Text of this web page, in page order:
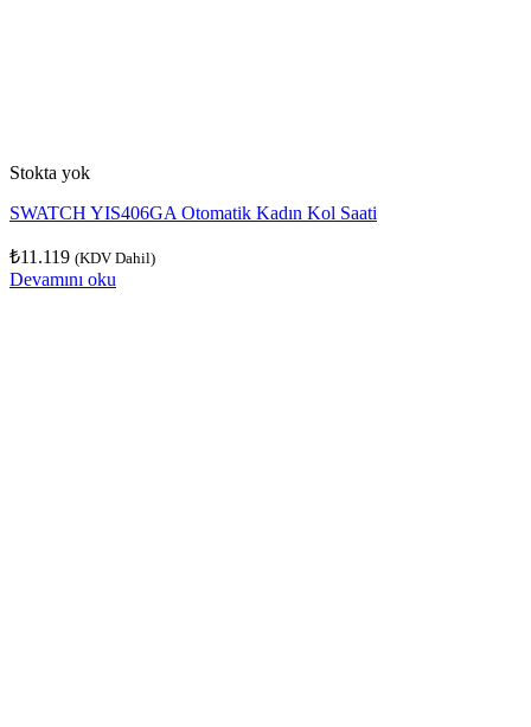
Stokta yok
SWATCH YIS406GA Otomatik Kadın Kol Saati
₺11.119 (KDV Dahil)
Devamını oku